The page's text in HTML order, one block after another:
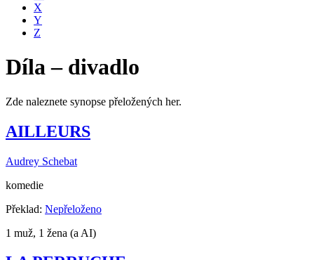
X
Y
Z
Díla – divadlo
Zde naleznete synopse přeložených her.
AILLEURS
Audrey Schebat
komedie
Překlad: Nepřeloženo
1 muž, 1 žena (a AI)